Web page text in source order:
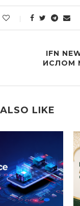
IFN
ИСЛОМ
LIKE